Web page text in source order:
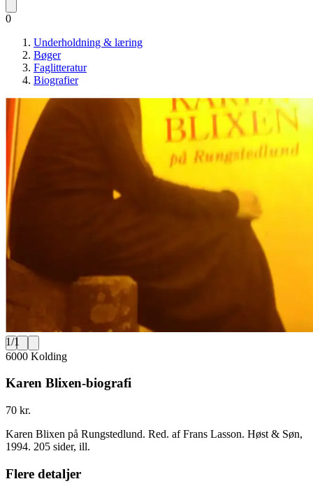
0
Underholdning & læring
Bøger
Faglitteratur
Biografier
1/1
6000 Kolding
Karen Blixen-biografi
70 kr.
Karen Blixen på Rungstedlund. Red. af Frans Lasson. Høst & Søn,
1994. 205 sider, ill.
Flere detaljer